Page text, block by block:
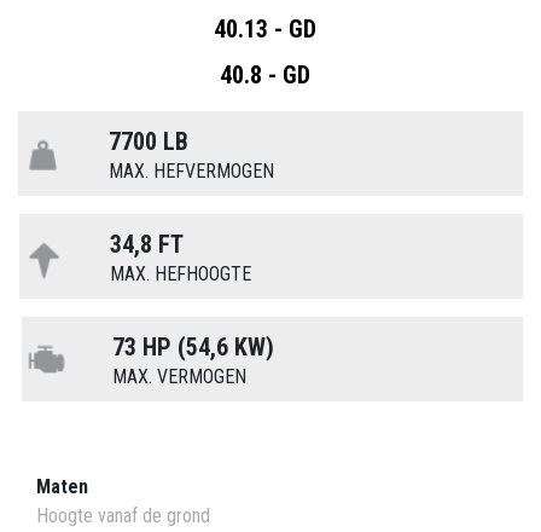
40.13 - GD
40.8 - GD
7700 LB
MAX. HEFVERMOGEN
34,8 FT
MAX. HEFHOOGTE
73 HP (54,6 KW)
MAX. VERMOGEN
Maten
Hoogte vanaf de grond